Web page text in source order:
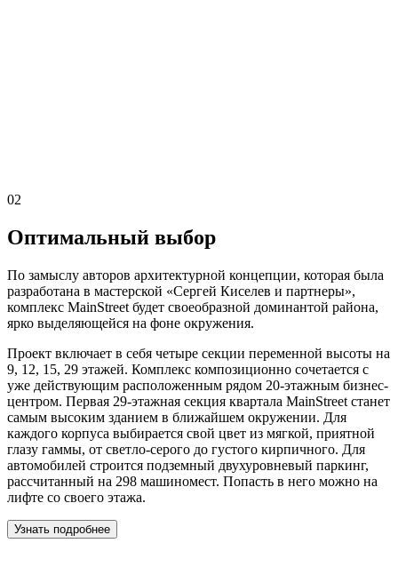
02
Оптимальный выбор
По замыслу авторов архитектурной концепции, которая была
разработана в мастерской «Сергей Киселев и партнеры»,
комплекс MainStreet будет своеобразной доминантой района,
ярко выделяющейся на фоне окружения.
Проект включает в себя четыре секции переменной высоты на
9, 12, 15, 29 этажей. Комплекс композиционно сочетается с
уже действующим расположенным рядом 20-этажным бизнес-
центром. Первая 29-этажная секция квартала MainStreet станет
самым высоким зданием в ближайшем окружении. Для
каждого корпуса выбирается свой цвет из мягкой, приятной
глазу гаммы, от светло-серого до густого кирпичного. Для
автомобилей строится подземный двухуровневый паркинг,
рассчитанный на 298 машиномест. Попасть в него можно на
лифте со своего этажа.
Узнать подробнее